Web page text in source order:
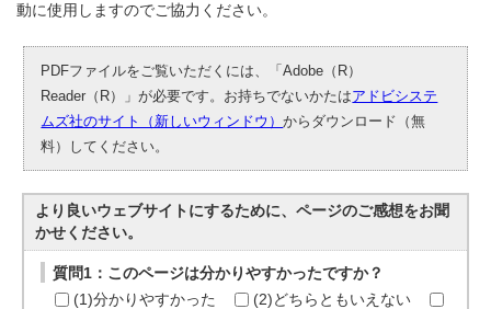
動に使用しますのでご協力ください。
PDFファイルをご覧いただくには、「Adobe（R）
Reader（R）」が必要です。お持ちでないかたはアドビシステ
ムズ社のサイト（新しいウィンドウ）からダウンロード（無
料）してください。
より良いウェブサイトにするために、ページのご感想をお聞
かせください。
質問1：このページは分かりやすかったですか？
(1)分かりやすかった
(2)どちらともいえない